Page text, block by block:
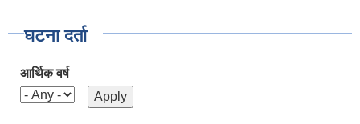
घटना दर्ता
आर्थिक वर्ष